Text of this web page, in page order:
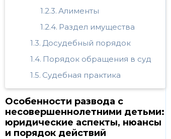
Алименты
Раздел имущества
Досудебный порядок
Порядок обращения в суд
Судебная практика
Особенности развода с
несовершеннолетними детьми:
юридические аспекты, нюансы
и порядок действий